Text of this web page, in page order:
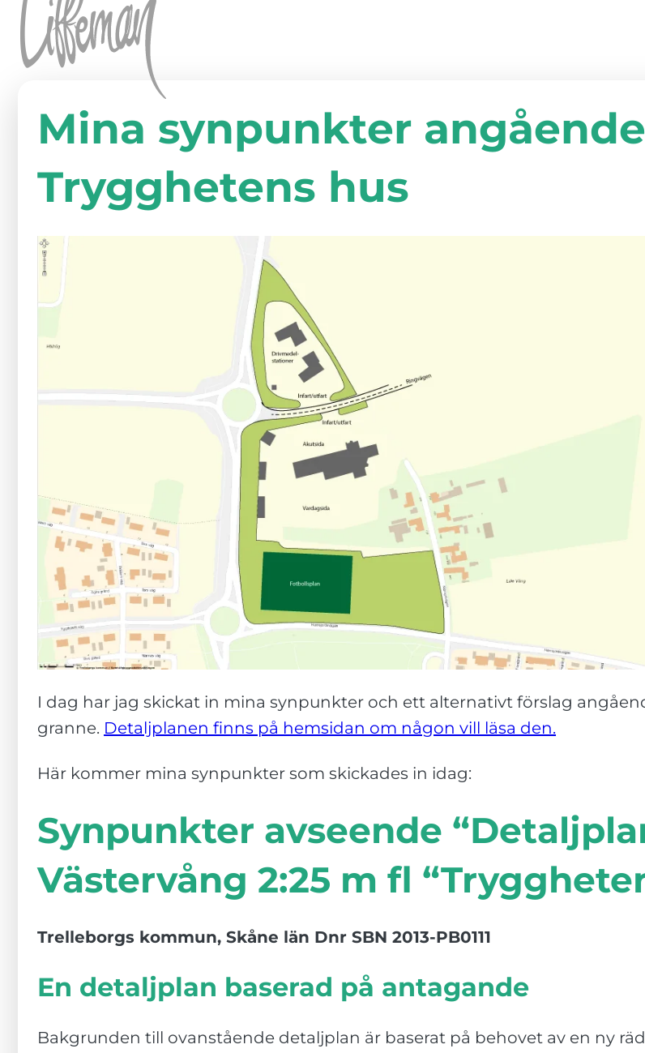
Hoppa till innehåll
Mina synpunkter
Trygghetens hus
I dag har jag skickat in mina synpunkter och ett alternativt förslag
granne. Detaljplanen finns på hemsidan om någon vill läsa den.
Här kommer mina synpunkter som skickades in idag:
Synpunkter avseende
Västervång 2:25 m fl
Trelleborgs kommun, Skåne län Dnr SBN 2013-PB0111
En detaljplan baserad på antagande
Bakgrunden till ovanstående detaljplan är baserat på behovet av en ny
Nödvändiga
Dessa kakor
välja bort. De
över huvud
taget ska
fungera.
Statistik
För att vi ska
förbättra
och